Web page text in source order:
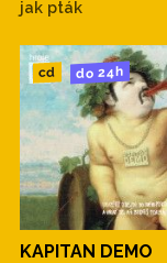
jak pták
cd do 24h
KAPITAN DEMO